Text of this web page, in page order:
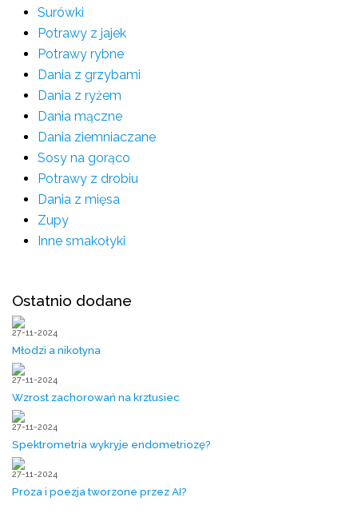
Surówki
Potrawy z jajek
Potrawy rybne
Dania z grzybami
Dania z ryżem
Dania mączne
Dania ziemniaczane
Sosy na gorąco
Potrawy z drobiu
Dania z mięsa
Zupy
Inne smakołyki
Ostatnio dodane
27-11-2024
Młodzi a nikotyna
27-11-2024
Wzrost zachorowań na krztusiec
27-11-2024
Spektrometria wykryje endometriozę?
27-11-2024
Proza i poezja tworzone przez AI?